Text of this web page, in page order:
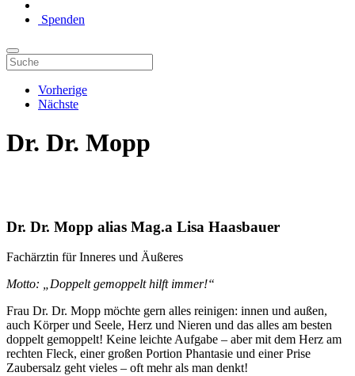
Spenden
Vorherige
Nächste
Dr. Dr. Mopp
Dr. Dr. Mopp alias Mag.a Lisa Haasbauer
Fachärztin für Inneres und Äußeres
Motto: „Doppelt gemoppelt hilft immer!“
Frau Dr. Dr. Mopp möchte gern alles reinigen: innen und außen,
auch Körper und Seele, Herz und Nieren und das alles am besten
doppelt gemoppelt! Keine leichte Aufgabe – aber mit dem Herz am
rechten Fleck, einer großen Portion Phantasie und einer Prise
Zaubersalz geht vieles – oft mehr als man denkt!